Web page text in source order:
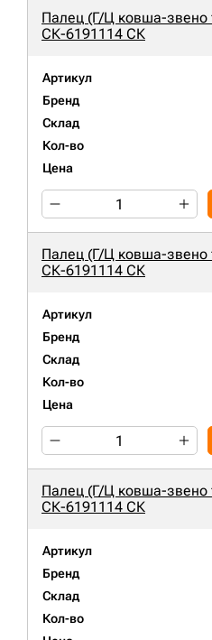
Палец (Г/Ц ковша-звено
СК-6191114 СК
Артикул
Бренд
Склад
Кол-во
Цена
Палец (Г/Ц ковша-звено
СК-6191114 СК
Артикул
Бренд
Склад
Кол-во
Цена
Палец (Г/Ц ковша-звено
СК-6191114 СК
Артикул
Бренд
Склад
Кол-во